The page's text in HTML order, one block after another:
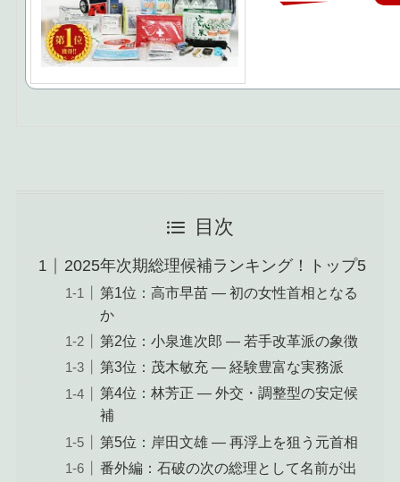
目次
2025年次期総理候補ランキング！トップ5
第1位：高市早苗 ― 初の女性首相となる
か
第2位：小泉進次郎 ― 若手改革派の象徴
第3位：茂木敏充 ― 経験豊富な実務派
第4位：林芳正 ― 外交・調整型の安定候
補
第5位：岸田文雄 ― 再浮上を狙う元首相
番外編：石破の次の総理として名前が出